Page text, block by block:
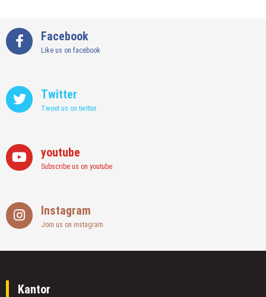
Facebook
Like us on facebook
Twitter
Tweet us on twitter
youtube
Subscribe us on youtube
Instagram
Join us on instagram
Kantor